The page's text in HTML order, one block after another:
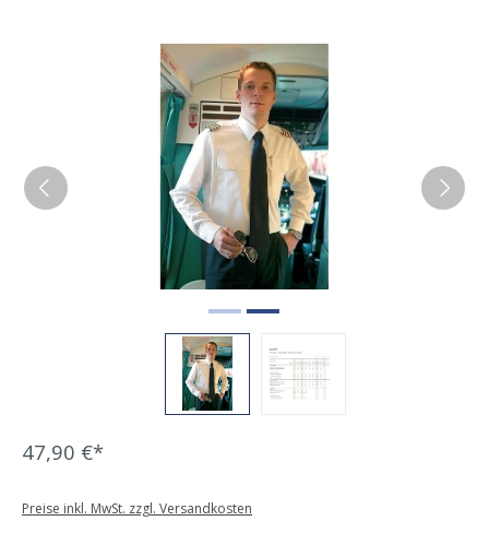
Bildergalerie überspringen
47,90 €*
Preise inkl. MwSt. zzgl. Versandkosten